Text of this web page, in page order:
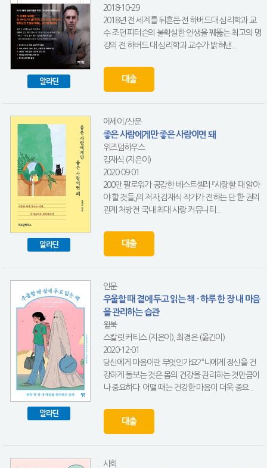
알라딘
2018-10-29
2018년 전 세계를 뒤흔든 전 하버드대 심리학과 교
수 조던 피터슨의 불확실한 인생을 꿰뚫는 최고의 명
강의 전 하버드 대 심리학과 교수가 밝혀낸...
대출
알라딘
에세이/산문
좋은 사람에게만 좋은 사람이면 돼
위즈덤하우스
김재식 (지은이)
2020-09-01
200만 팔로워가 공감한 베스트셀러 『사랑할 때 알아
야 할 것들』의 저자,김재식 작가가 전하는 단 한 권의
관계 처방전 국내 최대 사랑 커뮤니티...
대출
알라딘
인문
우울할 때 곁에 두고 읽는 책 - 하루 한 장 내 마음
을 관리하는 습관
윌북
스칼릿 커티스 (지은이), 최경은 (옮긴이)
2020-12-01
당신에게 마음이란 무엇인가요?“나에게 정신을 건
강하게 돌보는 것은 몸의 건강을 관리하는 것만큼이
나 중요하다. 어떨 때는 건강한 마음이 더욱 중요...
대출
사회